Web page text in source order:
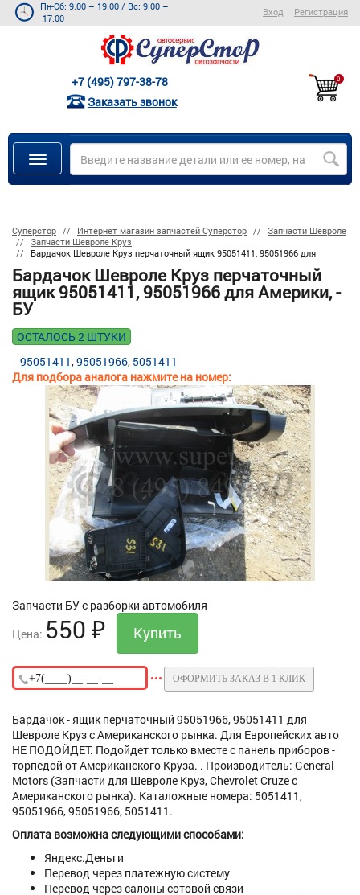
Пн-Сб: 9.00 – 19.00 / Вс: 9.00 –
17.00
Вход Регистрация
+7 (495) 797-38-78
Заказать звонок
0
Суперстор Интернет магазин запчастей Суперстор
Запчасти Шевроле
Запчасти Шевроле Круз
Бардачок Шевроле Круз перчаточный ящик 95051411, 95051966 для
Бардачок Шевроле Круз перчаточный
ящик 95051411, 95051966 для Америки, -
БУ
ОСТАЛОСЬ 2 ШТУКИ
Для подбора аналога нажмите на номер:
95051411 95051966 5051411
Запчасти БУ с разборки автомобиля
Цена: 550 ₽
ОФОРМИТЬ ЗАКАЗ В 1 КЛИК
Бардачок - ящик перчаточный 95051966, 95051411 для
Шевроле Круз с Американского рынка. Для Европейских авто
НЕ ПОДОЙДЕТ. Подойдет только вместе с панель приборов -
торпедой от Американского Круза. . Производитель: General
Motors (Запчасти для Шевроле Круз, Chevrolet Cruze с
Американского рынка). Каталожные номера: 5051411,
95051966, 95051966, 5051411.
Оплата возможна следующими способами:
Яндекс.Деньги
Перевод через платежную систему
Перевод через салоны сотовой связи